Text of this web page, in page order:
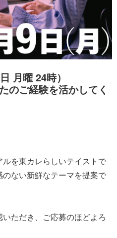
月曜 24時）
のご経験を活かしてく
を東カレらしいテイストで
ない新鮮なテーマを提案で
ただき、ご応募のほどよろ